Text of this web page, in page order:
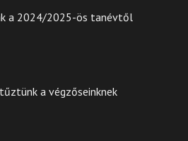
a 2024/2025-ös tanévtől
a végzőseinknek